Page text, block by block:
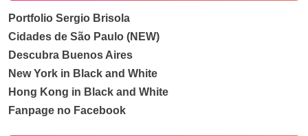
Portfolio Sergio Brisola
Cidades de São Paulo (NEW)
Descubra Buenos Aires
New York in Black and White
Hong Kong in Black and White
Fanpage no Facebook